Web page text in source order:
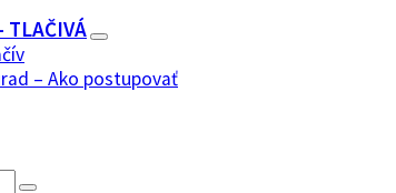
TLAČIVÁ
– Ako postupovať